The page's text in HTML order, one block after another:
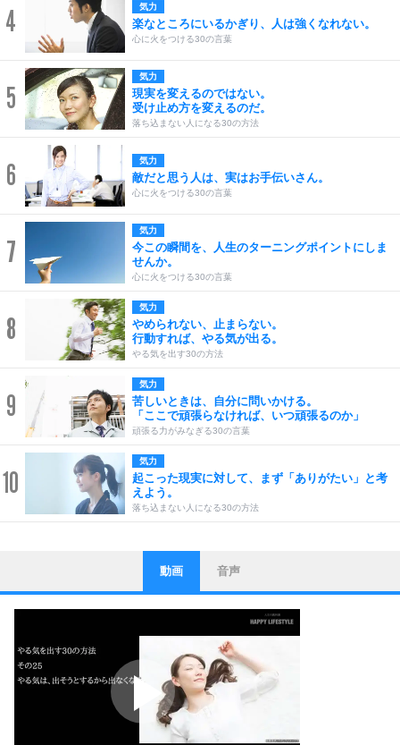
4 気力
楽なところにいるかぎり、人は強くなれない。
心に火をつける30の言葉
5
気力
現実を変えるのではない。
受け止め方を変えるのだ。
落ち込まない人になる30の方法
6 気力
敵だと思う人は、実はお手伝いさん。
心に火をつける30の言葉
7
気力
今この瞬間を、人生のターニングポイントにしま
せんか。
心に火をつける30の言葉
8
気力
やめられない、止まらない。
行動すれば、やる気が出る。
やる気を出す30の方法
9
気力
苦しいときは、自分に問いかける。
「ここで頑張らなければ、いつ頑張るのか」
頑張る力がみなぎる30の言葉
10
気力
起こった現実に対して、まず「ありがたい」と考
えよう。
落ち込まない人になる30の方法
1
ストレス対策
他人と比べない。
いっそのこと、他人を見ない。
いらいらしない人になる30の方法
プラス思考
ポジティブになれない原因は、行動しないから。
ポジティブ思考になる30の方法
ストレス対策
動画 音声